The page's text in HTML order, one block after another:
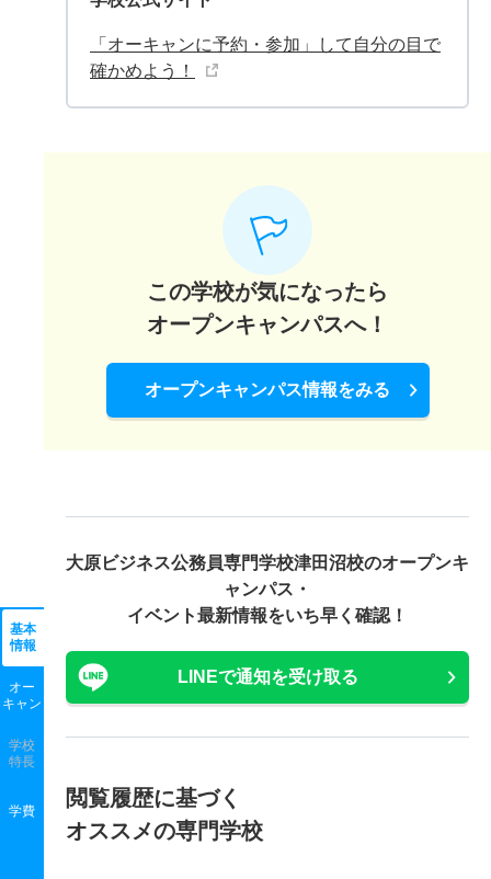
基本
情報
オー
キャン
学校
特長
学費
「オーキャンに予約・参加」して自分の目で
確かめよう！
この学校が気になったら
オープンキャンパスへ！
オープンキャンパス情報をみる
大原ビジネス公務員専門学校津田沼校のオープンキ
ャンパス・
イベント最新情報をいち早く確認！
LINEで通知を受け取る
閲覧履歴に基づく
オススメの専門学校